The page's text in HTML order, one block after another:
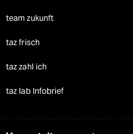
team zukunft
taz frisch
taz zahl ich
taz lab Infobrief